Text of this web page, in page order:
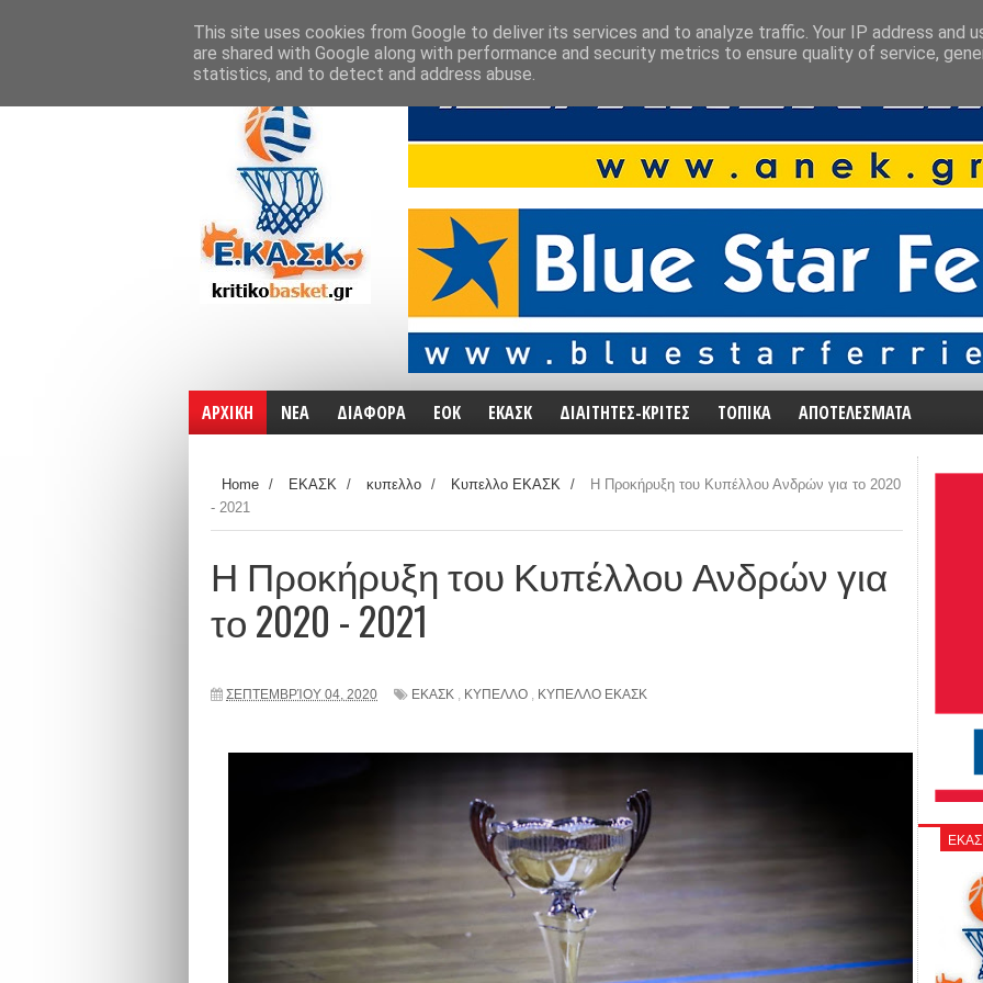
ΑΡΧΙΚΗ ΝΕΑ ΔΙΑΦΟΡΑ ΕΟΚ ΕΚΑΣΚ ΔΙΑΙΤΗΤΕΣ-ΚΡΙΤΕΣ ΤΟΠΙΚΑ ΑΠΟΤΕΛΕΣΜΑΤΑ
Home / ΕΚΑΣΚ / κυπελλο / Κυπελλο ΕΚΑΣΚ /
Η Προκήρυξη του Κυπέλλου Ανδρών για το 2020
- 2021
Η Προκήρυξη του Κυπέλλου Ανδρών για
το 2020 - 2021
ΣΕΠΤΕΜΒΡΊΟΥ 04, 2020 ΕΚΑΣΚ , ΚΥΠΕΛΛΟ , ΚΥΠΕΛΛΟ ΕΚΑΣΚ
This site uses cookies from Google to deliver its services and to analyze traffic. Your IP address and
are shared with Google along with performance and security metrics to ensure quality of service,
statistics, and to detect and address abuse.